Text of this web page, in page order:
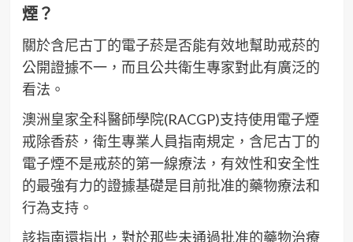
煙？
關於含尼古丁的電子菸是否能有效地幫助戒菸的
公開證據不一，而且公共衛生專家對此有廣泛的
看法。
澳洲皇家全科醫師學院(RACGP)支持使用電子煙
戒除香菸，衛生專業人員指南規定，含尼古丁的
電子煙不是戒菸的第一線療法，有效性和安全性
的最強有力的證據基礎是目前批准的藥物療法和
行為支持。
該指南還指出，對於那些未通過批准的藥物治療